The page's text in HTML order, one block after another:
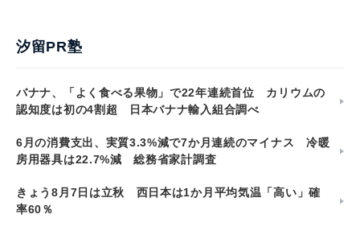
汐留PR塾
バナナ、「よく食べる果物」で22年連続首位 カリウムの
認知度は初の4割超 日本バナナ輸入組合調べ
6月の消費支出、実質3.3%減で7か月連続のマイナス 冷暖
房用器具は22.7%減 総務省家計調査
きょう8月7日は立秋 西日本は1か月平均気温「高い」確
率60％